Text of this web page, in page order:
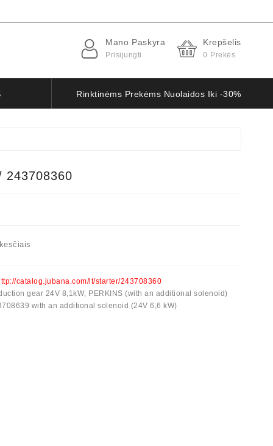
Mano Paskyra
Prisijungti
Krepšelis
0 Prekės
Rinktinėms Prekėms Nuolaidos Iki -30%
243708360
catalog.jubana.com/lt/starter/243708360
gear 24V 8,1kW; PERKINS (with an additional solenoid)
with an additional solenoid (24V 6,6 kW)